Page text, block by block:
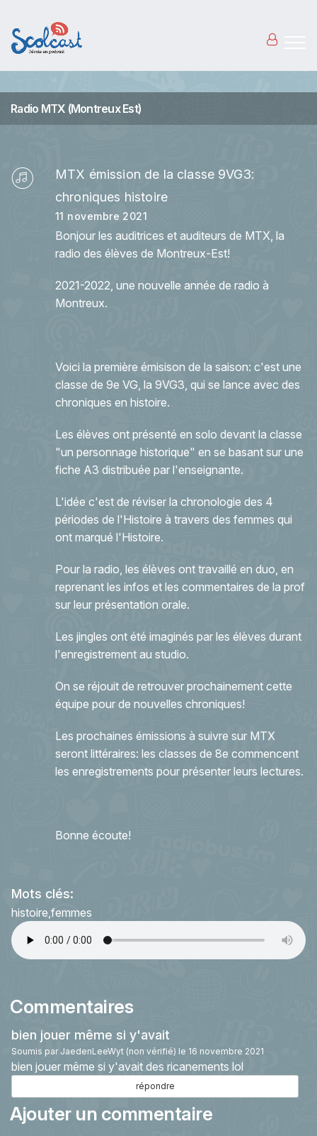
Radio MTX (Montreux Est)
MTX émission de la classe 9VG3:
chroniques histoire
11 novembre 2021
Bonjour les auditrices et auditeurs de MTX, la
radio des élèves de Montreux-Est!
2021-2022, une nouvelle année de radio à
Montreux.
Voici la première émisison de la saison: c'est une
classe de 9e VG, la 9VG3, qui se lance avec des
chroniques en histoire.
Les élèves ont présenté en solo devant la classe
"un personnage historique" en se basant sur une
fiche A3 distribuée par l'enseignante.
L'idée c'est de réviser la chronologie des 4
périodes de l'Histoire à travers des femmes qui
ont marqué l'Histoire.
Pour la radio, les élèves ont travaillé en duo, en
reprenant les infos et les commentaires de la prof
sur leur présentation orale.
Les jingles ont été imaginés par les élèves durant
l'enregistrement au studio.
On se réjouit de retrouver prochainement cette
équipe pour de nouvelles chroniques!
Les prochaines émissions à suivre sur MTX
seront littéraires: les classes de 8e commencent
les enregistrements pour présenter leurs lectures.
Bonne écoute!
Mots clés:
histoire femmes
Commentaires
bien jouer même si y'avait
Soumis par JaedenLeeWyt (non vérifié) le 16 novembre 2021
bien jouer même si y'avait des ricanements lol
répondre
Ajouter un commentaire